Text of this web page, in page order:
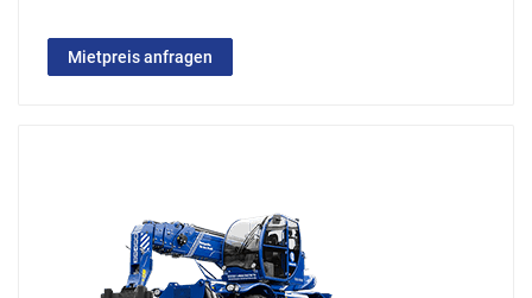
Mietpreis anfragen